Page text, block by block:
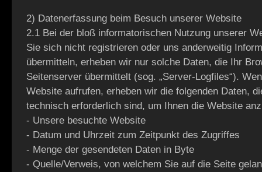
2) Datenerfassung beim Besuch unserer Website
2.1 Bei der bloß informatorischen Nutzung unserer
Sie sich nicht registrieren oder uns anderweitig
übermitteln, erheben wir nur solche Daten, die Ihr
Seitenserver übermittelt (sog. „Server-Logfiles“).
Website aufrufen, erheben wir die folgenden Daten,
technisch erforderlich sind, um Ihnen die Website
- Unsere besuchte Website
- Datum und Uhrzeit zum Zeitpunkt des Zugriffes
- Menge der gesendeten Daten in Byte
- Quelle/Verweis, von welchem Sie auf die Seite